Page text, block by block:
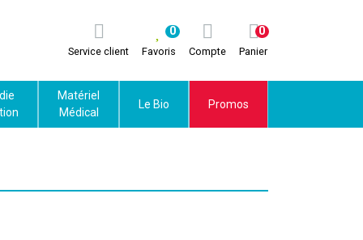
Service client Favoris
0
Compte Panier
0
Matériel
Médical
Le Bio Promos